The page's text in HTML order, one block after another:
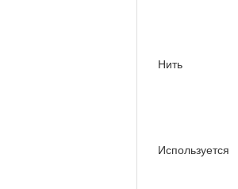
Нить
Используется